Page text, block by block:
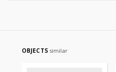
OBJECTS similar